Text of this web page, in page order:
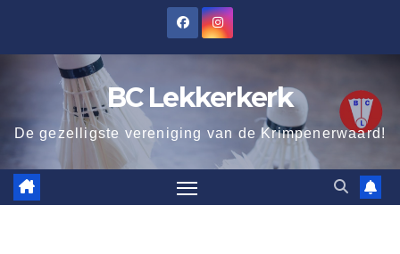
BC Lekkerkerk
De gezelligste vereniging van de Krimpenerwaard!